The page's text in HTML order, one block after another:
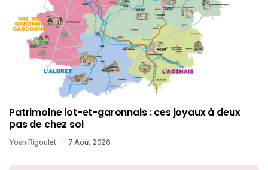
Patrimoine lot-et-garonnais : ces joyaux à deux
pas de chez soi
Yoan Rigoulet 7 Août 2026